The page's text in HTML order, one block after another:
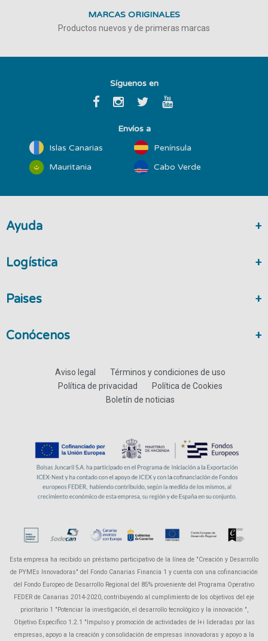
MARCAS ORIGINALES
Productos nuevos y de primeras marcas
Síguenos en
Envíos a
Islas Canarias
Península
Mauritania
Cabo Verde
Ayuda
Logística
Paises
Conócenos
Aviso legal
Términos y condiciones de uso
Política de privacidad
Política de Cookies
Boletín de noticias
Esta empresa ha recibido un préstamo participativo de la línea de "Creación y Desarrollo
de PYMEs Innovadoras" del Fondo Canarias Financia 1 y cuenta con una cofinanciación
del Fondo Europeo de Desarrollo Regional del 85% proveniente del Programa Operativo
FEDER de Canarias 2014-2020, contribuyendo al cumplimiento de los objetivos del eje
prioritario 1 "Potenciar la investigación, el desarrollo tecnológico y la innovación ",
Objetivo Específico 1.2.1 "Impulso y promoción de actividades de I+i lideradas por las
empresas, apoyo a la creación y consolidación de empresas innovadoras y apoyo a la